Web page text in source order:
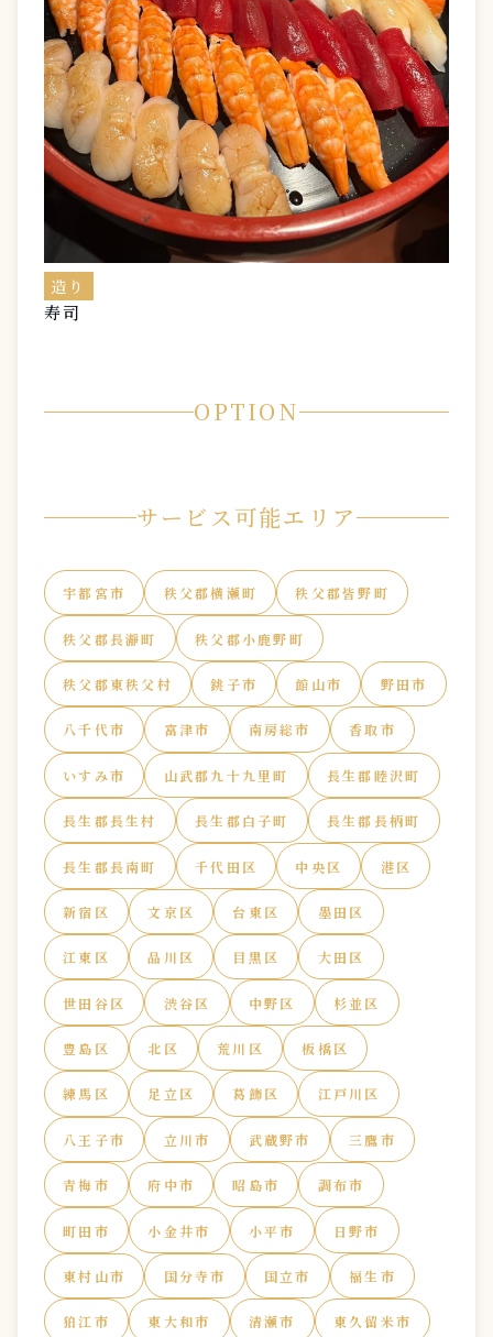
造り
寿司
OPTION
サービス可能エリア
宇都宮市 秩父郡横瀬町 秩父郡皆野町
秩父郡長瀞町 秩父郡小鹿野町
秩父郡東秩父村 銚子市 館山市 野田市
八千代市 富津市 南房総市 香取市
いすみ市 山武郡九十九里町 長生郡睦沢町
長生郡長生村 長生郡白子町 長生郡長柄町
長生郡長南町 千代田区 中央区 港区
新宿区 文京区 台東区 墨田区
江東区 品川区 目黒区 大田区
世田谷区 渋谷区 中野区 杉並区
豊島区 北区 荒川区 板橋区
練馬区 足立区 葛飾区 江戸川区
八王子市 立川市 武蔵野市 三鷹市
青梅市 府中市 昭島市 調布市
町田市 小金井市 小平市 日野市
東村山市 国分寺市 国立市 福生市
狛江市 東大和市 清瀬市 東久留米市